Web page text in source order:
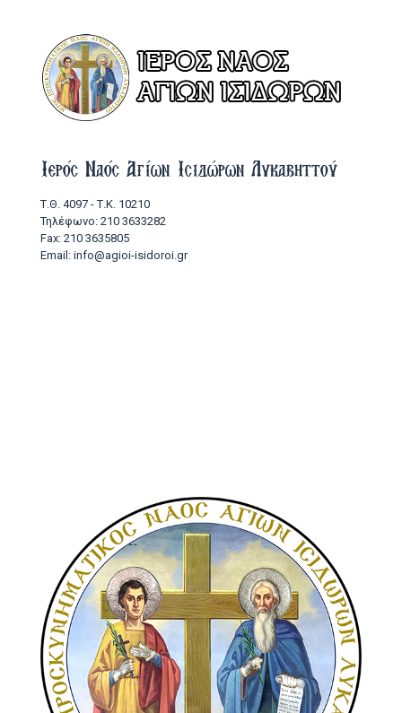
Ιερός Ναός Αγίων Ισιδώρων Λυκαβηττού
Τ.Θ. 4097 - Τ.Κ. 10210
Τηλέφωνο: 210 3633282
Fax: 210 3635805
Email: info@agioi-isidoroi.gr